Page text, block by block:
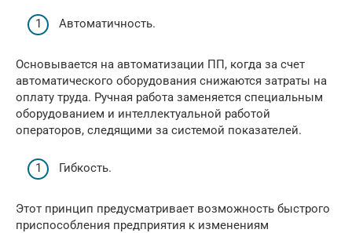
Автоматичность.
Основывается на автоматизации ПП, когда за счет
автоматического оборудования снижаются затраты на
оплату труда. Ручная работа заменяется специальным
оборудованием и интеллектуальной работой
операторов, следящими за системой показателей.
Гибкость.
Этот принцип предусматривает возможность быстрого
приспособления предприятия к изменениям